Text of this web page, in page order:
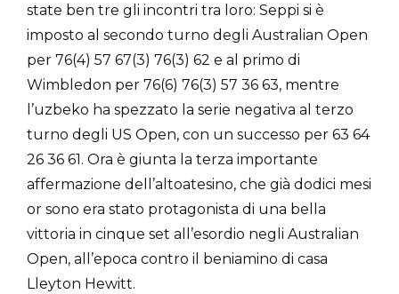
state ben tre gli incontri tra loro: Seppi si è
imposto al secondo turno degli Australian Open
per 76(4) 57 67(3) 76(3) 62 e al primo di
Wimbledon per 76(6) 76(3) 57 36 63, mentre
l’uzbeko ha spezzato la serie negativa al terzo
turno degli US Open, con un successo per 63 64
26 36 61. Ora è giunta la terza importante
affermazione dell’altoatesino, che già dodici mesi
or sono era stato protagonista di una bella
vittoria in cinque set all’esordio negli Australian
Open, all’epoca contro il beniamino di casa
Lleyton Hewitt.